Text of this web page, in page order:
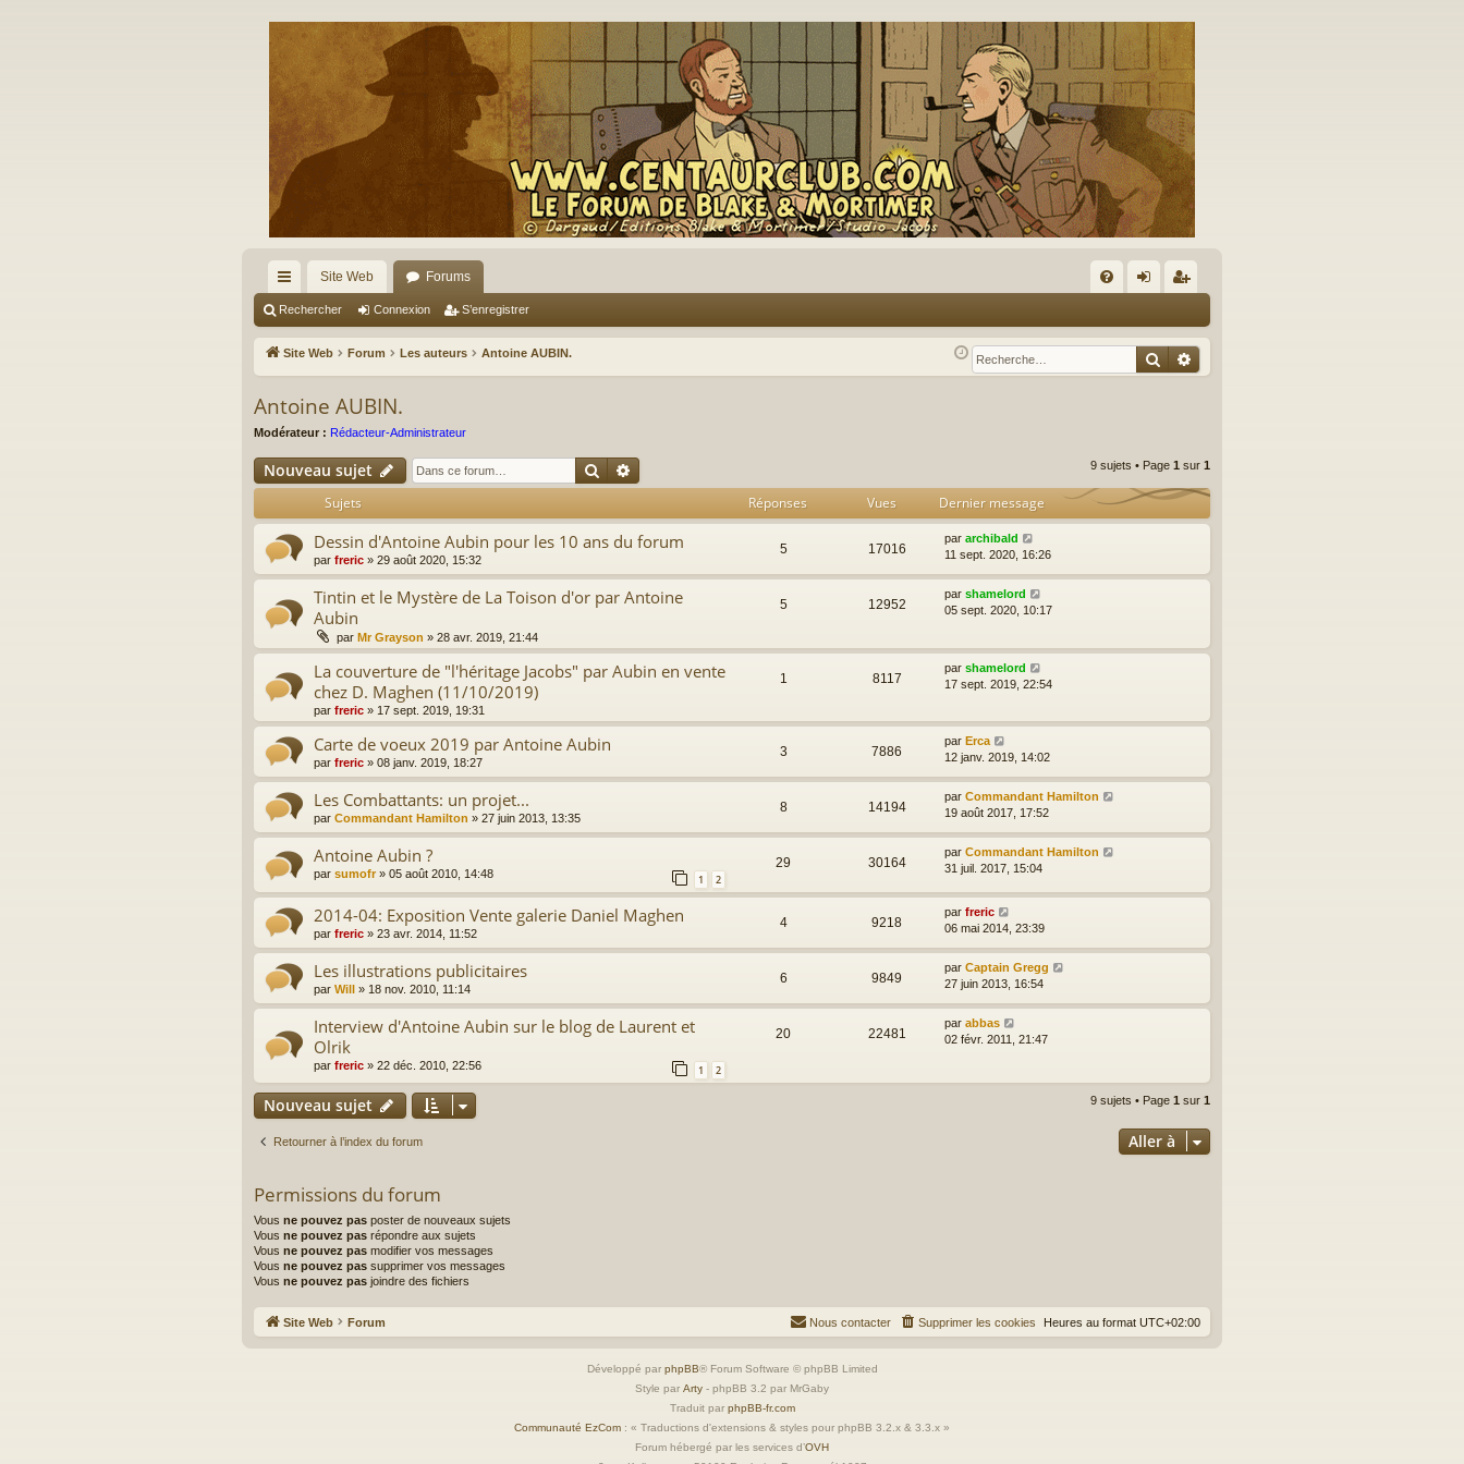
cc
ès
ra
pi
de
Site Web Forums
Q ne
xi
nr
eg
r
Rechercher Connexion S’enregistrer
Site Web Forum Les auteurs Antoine AUBIN. Rechercher
Recherche avancée
Antoine AUBIN.
Modérateur : Rédacteur-Administrateur
Nouveau sujet Rechercher 9 sujets • Page 1 sur 1
Sujets Réponses Vues Dernier message
Dessin d'Antoine Aubin pour les 10 ans du forum
par freric » 29 août 2020, 15:32
5 17016
par archibald
11 sept. 2020, 16:26
Tintin et le Mystère de La Toison d'or par Antoine
Aubin
par Mr Grayson » 28 avr. 2019, 21:44
5 12952
par shamelord
05 sept. 2020, 10:17
La couverture de "l'héritage Jacobs" par Aubin en vente
chez D. Maghen (11/10/2019)
par freric » 17 sept. 2019, 19:31
1 8117
par shamelord
17 sept. 2019, 22:54
Carte de voeux 2019 par Antoine Aubin
par freric » 08 janv. 2019, 18:27
3 7886
par Erca
12 janv. 2019, 14:02
Les Combattants: un projet...
par Commandant Hamilton » 27 juin 2013, 13:35
8 14194
par Commandant Hamilton
19 août 2017, 17:52
Antoine Aubin ?
par sumofr» 05 août 2010, 14:48 1 2
29 30164
par Commandant Hamilton
31 juil. 2017, 15:04
2014-04: Exposition Vente galerie Daniel Maghen
par freric » 23 avr. 2014, 11:52
4 9218
par freric
06 mai 2014, 23:39
Les illustrations publicitaires
par Will » 18 nov. 2010, 11:14
6 9849
par Captain Gregg
27 juin 2013, 16:54
Interview d'Antoine Aubin sur le blog de Laurent et
Olrik
par freric » 22 déc. 2010, 22:56 1 2
20 22481
par abbas
02 févr. 2011, 21:47
Nouveau sujet 9 sujets • Page 1 sur 1
Retourner à l’index du forum Aller à
Permissions du forum
Vous ne pouvez pas poster de nouveaux sujets
Vous ne pouvez pas répondre aux sujets
Vous ne pouvez pas modifier vos messages
Vous ne pouvez pas supprimer vos messages
Vous ne pouvez pas joindre des fichiers
Site Web Forum Heures au format UTC+02:00
Supprimer les cookies
Nous contacter
Développé par phpBB® Forum Software © phpBB Limited
Style par Arty - phpBB 3.2 par MrGaby
Traduit par phpBB-fr.com
Communauté EzCom : « Traductions d'extensions & styles pour phpBB 3.2.x & 3.3.x »
Forum hébergé par les services d’OVH